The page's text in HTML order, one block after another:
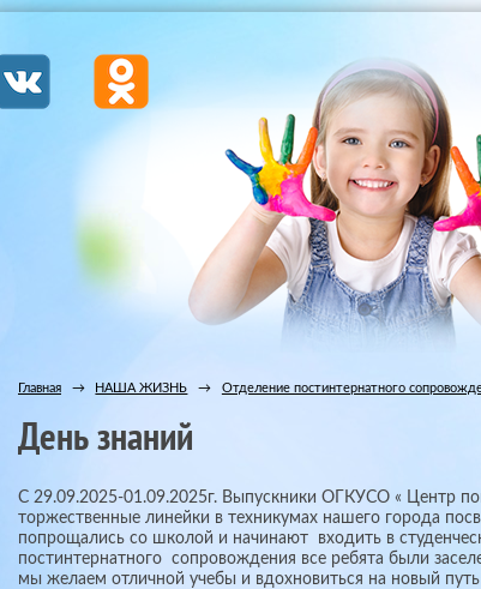
Главная → НАША ЖИЗНЬ → Отделение постинтернатного
День знаний
С 29.09.2025-01.09.2025г. Выпускники ОГКУСО « Центр
торжественные линейки в техникумах нашего города
попрощались со школой и начинают входить в
постинтернатного сопровождения все ребята были
мы желаем отличной учебы и вдохновиться на новый